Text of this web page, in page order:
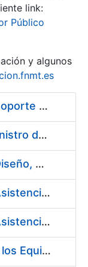
link:
Público
y algunos
Servicio de mantenimiento y soporte Sistema SIEM
Acuerdos MARCOS para suministro de material de ferretería
Contratación del Servicio de Diseño, Construcción, Montaje y Desmontaje de Stands para diferentes Ferias y Jornadas Nacionales e Internacionales
Contratación del Servicio de Asistencia Técnica en Obras Menores para Fábrica de Papel
Contratación del Servicio de Asistencia Técnica Mecánica para Fábrica de Papel de Burgos
Servicio de Mantenimiento de los Equipos de Transporte de Cargas y Elevación para Fábrica de Papel